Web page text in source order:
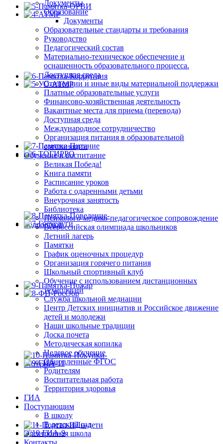
Документы
Образование
Документы
Образовательные стандарты и требования
Руководство
Педагогический состав
Материально-техническое обеспечение и
оснащенность образовательного процесса.
Доступная среда
Стипендии и иные виды материальной поддержки
Платные образовательные услуги
Финансово-хозяйственная деятельность
Вакантные места для приема (перевода)
Доступная среда
Международное сотрудничество
Организация питания в образовательной
организации
Обучение и воспитание
Великая Победа!
Книга памяти
Расписание уроков
Работа с одаренными детьми
Внеурочная занятость
Библиотека
Психолого-медико-педагогическое сопровождение
Всероссийская олимпиада школьников
Летний лагерь
Памятки
График оценочных процедур
Организация горячего питания
Школьный спортивный клуб
Обучение с использованием дистанционных
технологий
Служба школьной медиации
Центр Детских инициатив и Российское движение
детей и молодежи
Наши школьные традиции
Доска почета
Методическая копилка
Целевое обучение
Обновленные ФГОС
Родителям
Воспитательная работа
Территория здоровья
ГИА
Поступающим
В школу
В детский сад
Электронная школа